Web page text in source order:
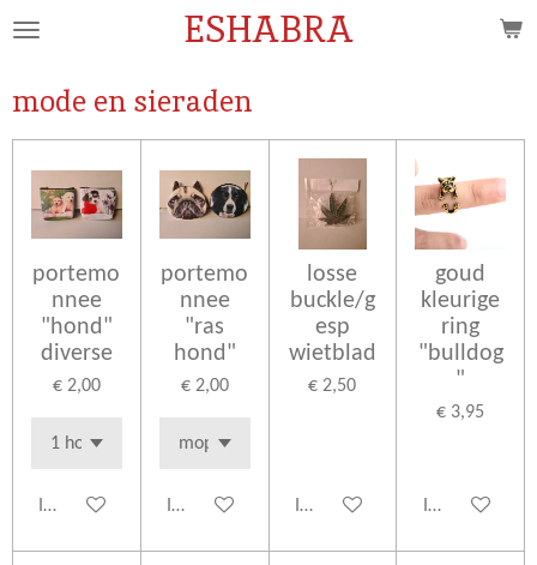
Ga
de
hoofdinhoud
ESHABRA
mode en sieraden
portemo
nnee
"hond"
diverse
€ 2,00
In winkelwagen
portemo
nnee
"ras
hond"
€ 2,00
In winkelwagen
losse
buckle/g
esp
wietblad
€ 2,50
In winkelwagen
goud
kleurige
ring
"bulldog
"
€ 3,95
In